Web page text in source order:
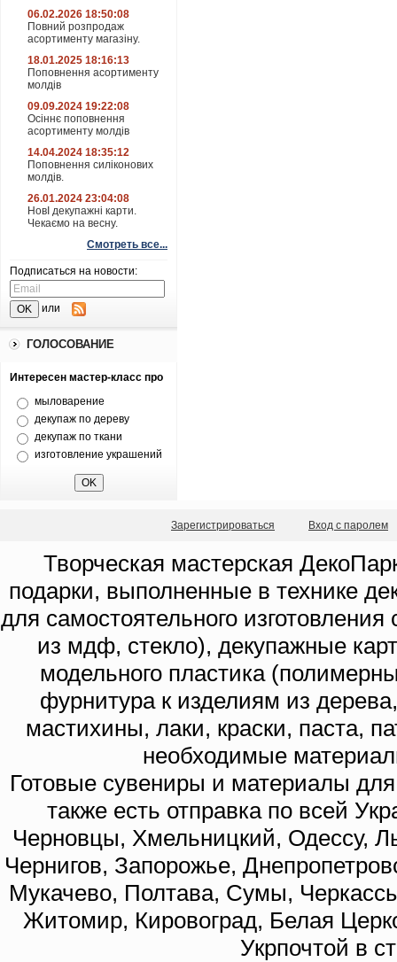
06.02.2026 18:50:08
Повний розпродаж
асортименту магазіну.
18.01.2025 18:16:13
Поповнення асортименту
молдів
09.09.2024 19:22:08
Осіннє поповнення
асортименту молдів
14.04.2024 18:35:12
Поповнення силіконових
молдів.
26.01.2024 23:04:08
НовІ декупажні карти.
Чекаємо на весну.
Смотреть все...
Подписаться на новости:
или
ГОЛОСОВАНИЕ
Интересен мастер-класс про
мыловарение
декупаж по дереву
декупаж по ткани
изготовление украшений
Зарегистрироваться Вход с паролем
Творческая мастерская
подарки, выполненные в технике
для самостоятельного
из мдф, стекло), декупажные
модельного пластика
фурнитура к изделиям из
мастихины, лаки, краски, паста,
необходимые
Готовые сувениры и материалы
также есть отправка по всей
Черновцы, Хмельницкий, Одессу,
Чернигов, Запорожье,
Мукачево, Полтава, Сумы,
Житомир, Кировоград, Белая
Укрпочтой в